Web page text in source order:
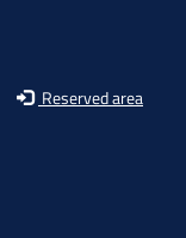
Reserved area